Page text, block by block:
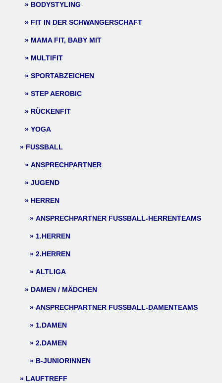
BODYSTYLING
FIT IN DER SCHWANGERSCHAFT
MAMA FIT, BABY MIT
MULTIFIT
SPORTABZEICHEN
STEP AEROBIC
RÜCKENFIT
YOGA
FUSSBALL
ANSPRECHPARTNER
JUGEND
HERREN
ANSPRECHPARTNER FUSSBALL-HERRENTEAMS
1.HERREN
2.HERREN
ALTLIGA
DAMEN / MÄDCHEN
ANSPRECHPARTNER FUSSBALL-DAMENTEAMS
1.DAMEN
2.DAMEN
B-JUNIORINNEN
LAUFTREFF